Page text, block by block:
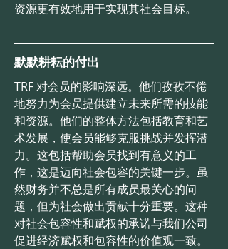
资源更有效地用于实现其社会目标。
默默耕耘的付出
TRF 对会员的影响深远。他们孜孜不倦
地努力为会员提供建立未来所需的技能
和资源。他们的整体方法包括教育和艺
术发展，使会员能够克服挑战并发挥潜
力。这包括帮助会员找到有意义的工
作，这是迈向社会包容的关键一步。虽
然财务并不总是所有成员最关心的问
题，但为社会做出贡献十分重要。这种
对社会包容性和赋权的承诺与我们公司
促进经济赋权和包容性的价值观一致。